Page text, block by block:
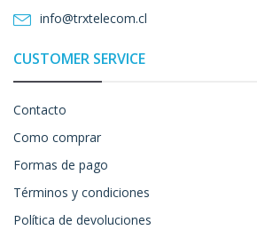
info@trxtelecom.cl
CUSTOMER SERVICE
Contacto
Como comprar
Formas de pago
Términos y condiciones
Política de devoluciones